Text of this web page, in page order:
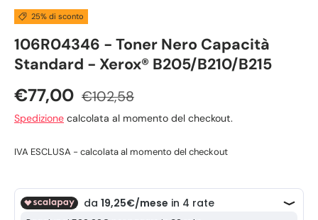
25% di sconto
106R04346 - Toner Nero Capacità
Standard - Xerox® B205/B210/B215
€77,00 €102,58
Spedizione calcolata al momento del checkout.
IVA ESCLUSA - calcolata al momento del checkout